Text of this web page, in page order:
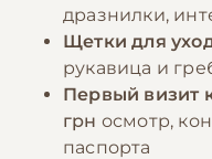
дразнилки,
Щетки для
рукавица и
Первый визит
грн осмотр,
паспорта